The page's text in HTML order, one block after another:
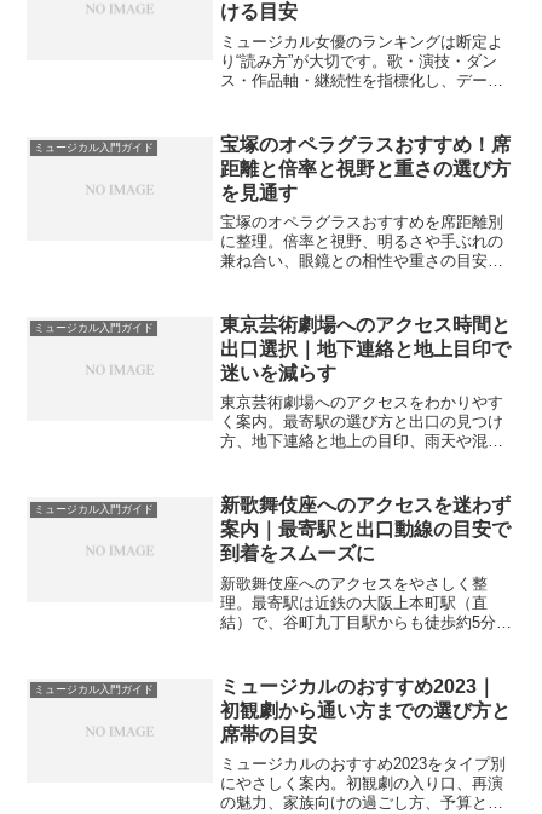
ける目安
ミュージカル女優のランキングは断定よ
り“読み方”が大切です。歌・演技・ダン
ス・作品軸・継続性を指標化し、データ
ミュージカル入門ガイド
宝塚のオペラグラスおすすめ！席
距離と倍率と視野と重さの選び方
を見通す
宝塚のオペラグラスおすすめを席距離別
に整理。倍率と視野、明るさや手ぶれの
兼ね合い、眼鏡との相性や重さの目安ま
ミュージカル入門ガイド
東京芸術劇場へのアクセス時間と
出口選択｜地下連絡と地上目印で
迷いを減らす
東京芸術劇場へのアクセスをわかりやす
く案内。最寄駅の選び方と出口の見つけ
方、地下連絡と地上の目印、雨天や混雑
ミュージカル入門ガイド
新歌舞伎座へのアクセスを迷わず
案内｜最寄駅と出口動線の目安で
到着をスムーズに
新歌舞伎座へのアクセスをやさしく整
理。最寄駅は近鉄の大阪上本町駅（直
結）で、谷町九丁目駅からも徒歩約5分が
勘どころまで、観劇前に知りたい要点を
まとめました。
ミュージカル入門ガイド
ミュージカルのおすすめ2023｜
初観劇から通い方までの選び方と
席帯の目安
ミュージカルのおすすめ2023をタイプ別
にやさしく案内。初観劇の入り口、再演
の魅力、家族向けの過ごし方、予算と席